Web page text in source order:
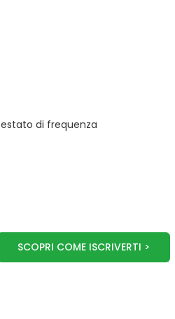
di frequenza
SCOPRI COME ISCRIVERTI >